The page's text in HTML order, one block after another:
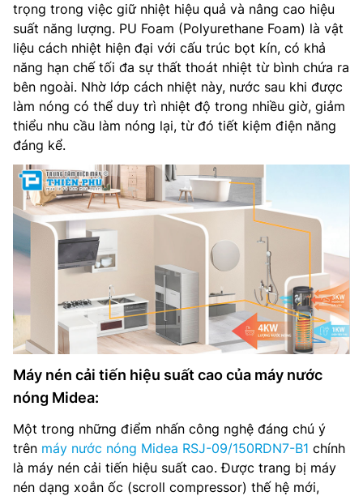
trọng trong việc giữ nhiệt hiệu quả và nâng cao hiệu
suất năng lượng. PU Foam (Polyurethane Foam) là vật
liệu cách nhiệt hiện đại với cấu trúc bọt kín, có khả
năng hạn chế tối đa sự thất thoát nhiệt từ bình chứa ra
bên ngoài. Nhờ lớp cách nhiệt này, nước sau khi được
làm nóng có thể duy trì nhiệt độ trong nhiều giờ, giảm
thiểu nhu cầu làm nóng lại, từ đó tiết kiệm điện năng
đáng kể.
Máy nén cải tiến hiệu suất cao của máy nước
nóng Midea:
Một trong những điểm nhấn công nghệ đáng chú ý
trên máy nước nóng Midea RSJ-09/150RDN7-B1 chính
là máy nén cải tiến hiệu suất cao. Được trang bị máy
nén dạng xoắn ốc (scroll compressor) thế hệ mới,